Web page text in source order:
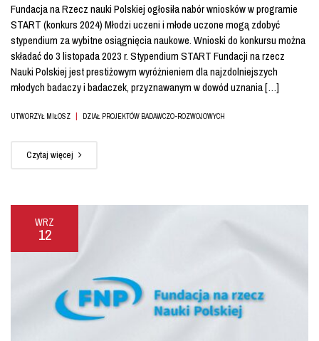
Fundacja na Rzecz nauki Polskiej ogłosiła nabór wniosków w programie
START (konkurs 2024) Młodzi uczeni i młode uczone mogą zdobyć
stypendium za wybitne osiągnięcia naukowe. Wnioski do konkursu można
składać do 3 listopada 2023 r. Stypendium START Fundacji na rzecz
Nauki Polskiej jest prestiżowym wyróżnieniem dla najzdolniejszych
młodych badaczy i badaczek, przyznawanym w dowód uznania […]
UTWORZYŁ MIŁOSZ | DZIAŁ PROJEKTÓW BADAWCZO-ROZWOJOWYCH
Czytaj więcej
WRZ
12